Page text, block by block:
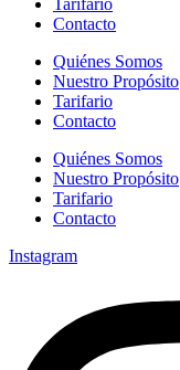
Contacto
Quiénes Somos
Nuestro Propósito
Tarifario
Contacto
Quiénes Somos
Nuestro Propósito
Tarifario
Contacto
Instagram